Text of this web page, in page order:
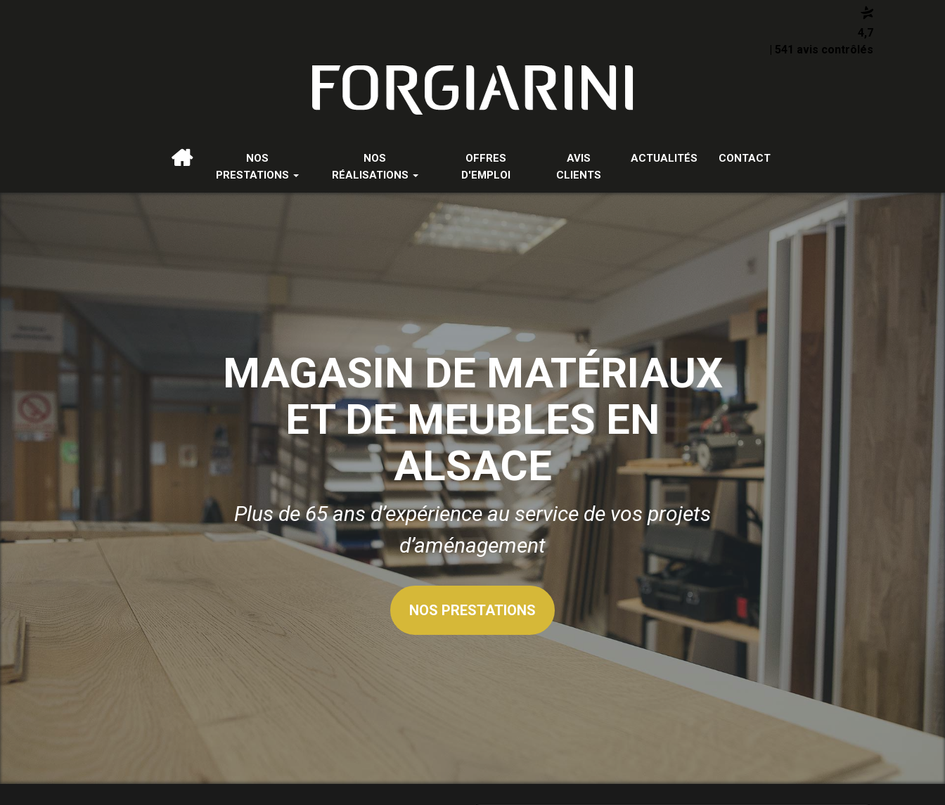
4,7
| 541 avis contrôlés
NOS
PRESTATIONS
NOS
RÉALISATIONS
OFFRES
D'EMPLOI
AVIS
CLIENTS
ACTUALITÉS CONTACT
MAGASIN DE MATÉRIAUX
ET DE MEUBLES EN
ALSACE
Plus de 65 ans d’expérience au service de vos projets
d’aménagement
NOS PRESTATIONS